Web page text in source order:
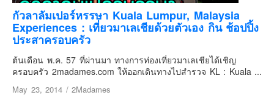
อิตาลี
ตุรกี-ตุรเคีย
เยอรมัน
ฝรั่งเศส
ออสเตรีย
กัวลาลัมเปอร์หรรษา Kuala Lumpur, Malaysia
Experiences : เที่ยวมาเลเชียด้วยตัวเอง กิน ช้อปปิ้ง
ประสาครอบครัว
ต้นเดือน พ.ค. 57 ที่ผ่านมา ทางการท่องเที่ยวมาเลเชียได้เชิญ
ครอบครัว 2madames.com ให้ออกเดินทางไปสำรวจ KL : Kuala ...
May 23, 2014 / 2Madames